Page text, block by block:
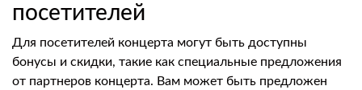
посетителей
Для посетителей концерта могут быть доступны
бонусы и скидки, такие как специальные предложения
от партнеров концерта. Вам может быть предложен